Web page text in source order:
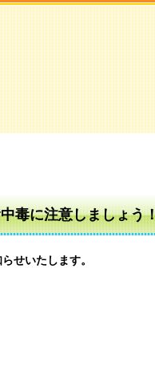
毒に注意しましょう
せいたします。